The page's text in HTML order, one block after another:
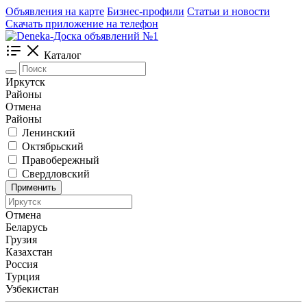
Объявления на карте Бизнес-профили Статьи и новости
Скачать приложение на телефон
Каталог
Иркутск
Районы
Отмена
Районы
Ленинский
Октябрьский
Правобережный
Свердловский
Применить
Отмена
Беларусь
Грузия
Казахстан
Россия
Турция
Узбекистан